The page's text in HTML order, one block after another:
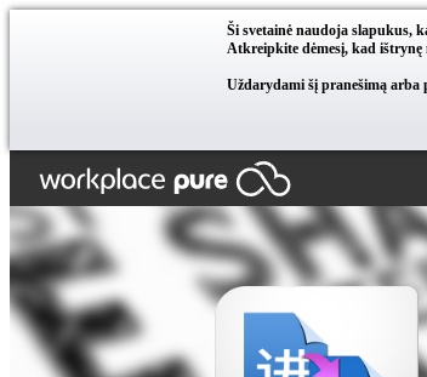
Ši svetainė naudoja slapukus,
Atkreipkite dėmesį, kad
Uždarydami šį pranešimą